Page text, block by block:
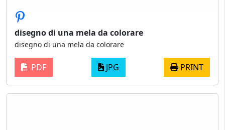
disegno di una mela da colorare
disegno di una mela da colorare
PDF JPG PRINT